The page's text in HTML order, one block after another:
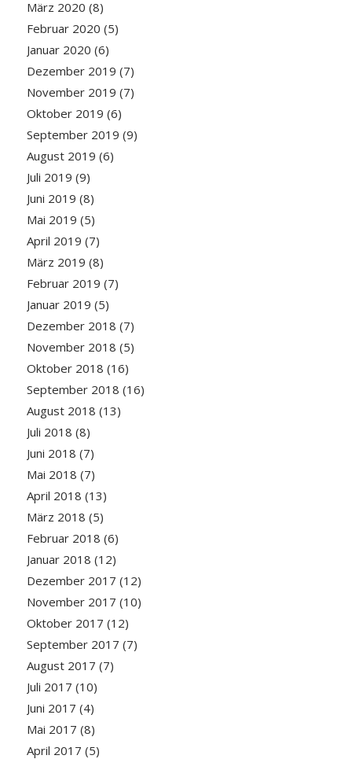
März 2020 (8)
Februar 2020 (5)
Januar 2020 (6)
Dezember 2019 (7)
November 2019 (7)
Oktober 2019 (6)
September 2019 (9)
August 2019 (6)
Juli 2019 (9)
Juni 2019 (8)
Mai 2019 (5)
April 2019 (7)
März 2019 (8)
Februar 2019 (7)
Januar 2019 (5)
Dezember 2018 (7)
November 2018 (5)
Oktober 2018 (16)
September 2018 (16)
August 2018 (13)
Juli 2018 (8)
Juni 2018 (7)
Mai 2018 (7)
April 2018 (13)
März 2018 (5)
Februar 2018 (6)
Januar 2018 (12)
Dezember 2017 (12)
November 2017 (10)
Oktober 2017 (12)
September 2017 (7)
August 2017 (7)
Juli 2017 (10)
Juni 2017 (4)
Mai 2017 (8)
April 2017 (5)